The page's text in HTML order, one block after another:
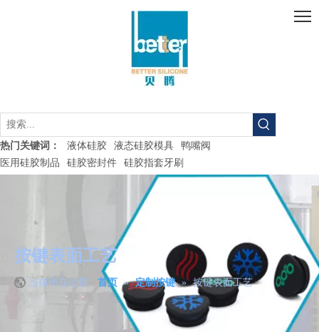
热门关键词： 液体硅胶 液态硅胶模具 鸭嘴阀
医用硅胶制品 硅胶密封件 硅胶指套牙刷
按键表面工艺
当前所在位置: 首页 » 定制按键 » 按键表面工艺